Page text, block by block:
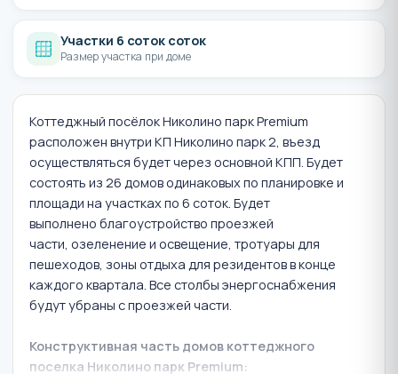
Участки 6 соток соток
Размер участка при доме
Коттеджный посёлок Николино парк Premium
расположен внутри КП Николино парк 2, въезд
осуществляться будет через основной КПП. Будет
состоять из 26 домов одинаковых по планировке и
площади на участках по 6 соток. Будет
выполнено благоустройство проезжей
части, озеленение и освещение, тротуары для
пешеходов, зоны отдыха для резидентов в конце
каждого квартала. Все столбы энергоснабжения
будут убраны с проезжей части.
Конструктивная часть домов коттеджного
поселка Николино парк Premium: